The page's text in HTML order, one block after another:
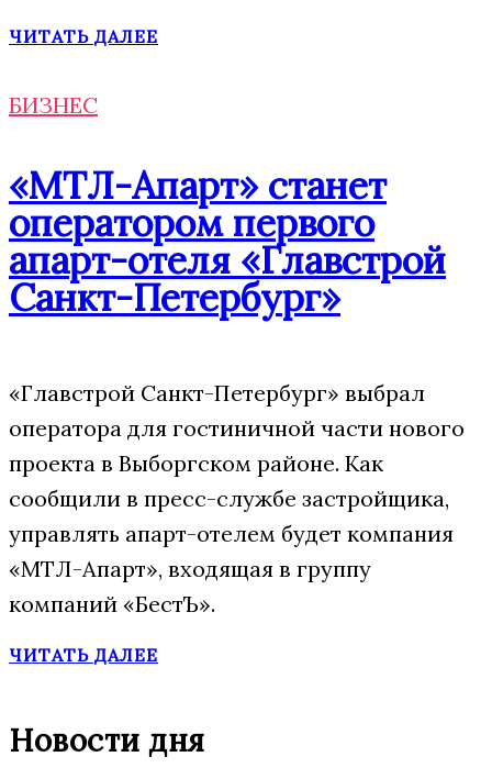
ЧИТАТЬ ДАЛЕЕ
БИЗНЕС
«МТЛ-Апарт» станет
оператором первого
апарт-отеля «Главстрой
Санкт-Петербург»
«Главстрой Санкт-Петербург» выбрал
оператора для гостиничной части нового
проекта в Выборгском районе. Как
сообщили в пресс-службе застройщика,
управлять апарт-отелем будет компания
«МТЛ-Апарт», входящая в группу
компаний «БестЪ».
ЧИТАТЬ ДАЛЕЕ
Новости дня